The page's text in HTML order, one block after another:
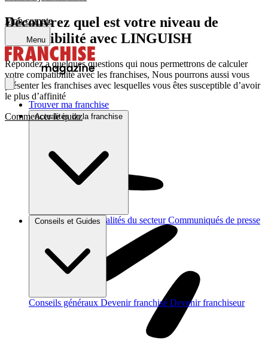
Mon compte
Menu
Trouver ma franchise
Actualités de la franchise
Brèves et actus Actualités du secteur Communiqués de presse
Conseils et Guides
Conseils généraux Devenir franchisé Devenir franchiseur
Découvrez quel est votre niveau de
compatibilité avec LINGUISH
Répondez a quelques questions qui nous permettrons de calculer
votre compatibilité avec les franchises, Nous pourrons aussi vous
présenter les franchises avec lesquelles vous êtes susceptible d’avoir
le plus d’affinité
Commencer le quizz